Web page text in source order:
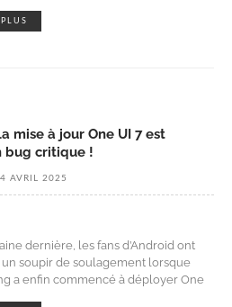
mise à jour One UI 7 est
bug critique !
AVRIL 2025
dernière, les fans d’Android ont
un soupir de soulagement lorsque
a enfin commencé à déployer One